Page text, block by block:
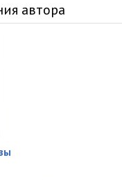
автора